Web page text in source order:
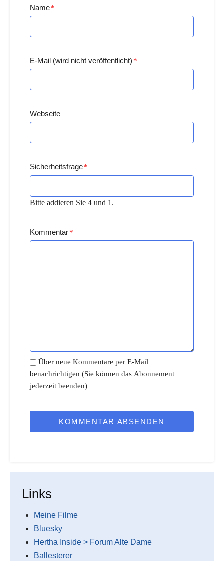
Name*
E-Mail (wird nicht veröffentlicht) *
Webseite
Sicherheitsfrage*
Bitte addieren Sie 4 und 1.
Kommentar*
Über neue Kommentare per E-Mail
benachrichtigen (Sie können das Abonnement
jederzeit beenden)
KOMMENTAR ABSENDEN
Links
Meine Filme
Bluesky
Hertha Inside > Forum Alte Dame
Ballesterer